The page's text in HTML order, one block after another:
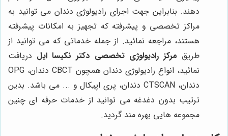
دهند. بنابراین جهت اجرای رادیولوژی دندان می توانید به
مراکز تخصصی و پیشرفته که تجهیز به امکانات پیشرفته
هستند، مراجعه نمائید. از جمله خدماتی که می توانید از
طریق مرکز رادیولوژی تخصصی دکتر نکیسا ایل دریافت
نمائید، انواع رادیولوژی دندان همچون CBCT دندان، OPG
دندان، CTSCANدندان، پری اپیکال و ... می باشد. بدین
ترتیب بدون دغدغه می توانید از خدمات حرفه ای چنین
مجموعه هایی بهره مند گردید.